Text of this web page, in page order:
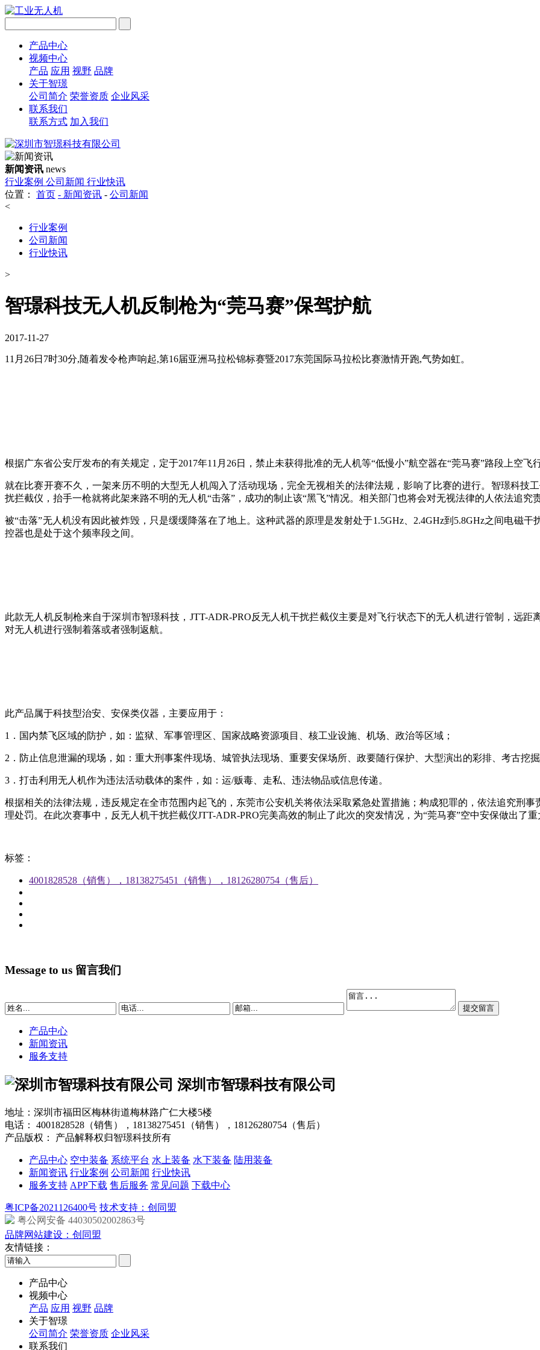
产品中心
视频中心
产品 应用 视野 品牌
关于智璟
公司简介 荣誉资质 企业风采
联系我们
联系方式 加入我们
新闻资讯 news
行业案例 公司新闻 行业快讯
位置：
首页 - 新闻资讯 - 公司新闻
<
行业案例
公司新闻
行业快讯
>
智璟科技无人机反制枪为“莞马赛”保驾护航
2017-11-27
11月26日7时30分,随着发令枪声响起,第16届亚洲马拉松锦标赛暨2017东莞国际马拉松比赛激情开跑,气势如虹。
根据广东省公安厅发布的有关规定，定于2017年11月26日，禁止未获得批准的无人机等“低慢小”航空器在“莞马赛”路段上空飞
就在比赛开赛不久，一架来历不明的大型无人机闯入了活动现场，完全无视相关的法律法规，影响了比赛的进行。智璟科技
扰拦截仪，抬手一枪就将此架来路不明的无人机“击落”，成功的制止该“黑飞”情况。相关部门也将会对无视法律的人依法追究责
被“击落”无人机没有因此被炸毁，只是缓缓降落在了地上。这种武器的原理是发射处于1.5GHz、2.4GHz到5.8GHz之间电磁
控器也是处于这个频率段之间。
此款无人机反制枪来自于深圳市智璟科技，JTT-ADR-PRO反无人机干扰拦截仪主要是对飞行状态下的无人机进行管制，远
对无人机进行强制着落或者强制返航。
此产品属于科技型治安、安保类仪器，主要应用于：
1．国内禁飞区域的防护，如：监狱、军事管理区、国家战略资源项目、核工业设施、机场、政治等区域；
2．防止信息泄漏的现场，如：重大刑事案件现场、城管执法现场、重要安保场所、政要随行保护、大型演出的彩排、考古挖
3．打击利用无人机作为违法活动载体的案件，如：运/贩毒、走私、违法物品或信息传递。
根据相关的法律法规，违反规定在全市范围内起飞的，东莞市公安机关将依法采取紧急处置措施；构成犯罪的，依法追究刑
理处罚。在此次赛事中，反无人机干扰拦截仪JTT-ADR-PRO完美高效的制止了此次的突发情况，为“莞马赛”空中安保做出了重
标签：
4001828528（销售），18138275451（销售），18126280754（售后）
Message to us 留言我们
产品中心
新闻资讯
服务支持
深圳市智璟科技有限公司
地址：深圳市福田区梅林街道梅林路广仁大楼5楼
电话： 4001828528（销售），18138275451（销售），18126280754（售后）
产品版权： 产品解释权归智璟科技所有
产品中心 空中装备 系统平台 水上装备 水下装备 陆用装备
新闻资讯 行业案例 公司新闻 行业快讯
服务支持 APP下载 售后服务 常见问题 下载中心
粤ICP备2021126400号 技术支持：创同盟
粤公网安备 44030502002863号
品牌网站建设：创同盟
友情链接：
产品中心
视频中心
产品 应用 视野 品牌
关于智璟
公司简介 荣誉资质 企业风采
联系我们